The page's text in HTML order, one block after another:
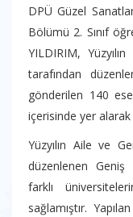
DPÜ Güzel
Bölümü 2. Sınıf
YILDIRIM,
tarafından
gönderilen 140
içerisinde yer
Yüzyılın Aile ve
düzenlenen Geniş
farklı
sağlamıştır.